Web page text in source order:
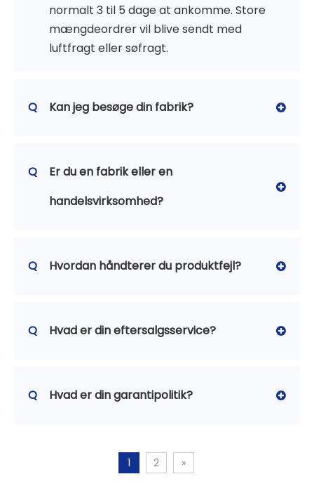
normalt 3 til 5 dage at ankomme. Store
mængdeordrer vil blive sendt med
luftfragt eller søfragt.
Q Kan jeg besøge din fabrik?
Q
Er du en fabrik eller en
handelsvirksomhed?
Q Hvordan håndterer du produktfejl?
Q Hvad er din eftersalgsservice?
Q Hvad er din garantipolitik?
1 2 »